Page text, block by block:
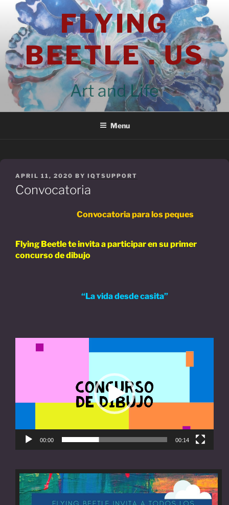
content
FLYING
BEETLE . US
Art and Life
Menu
POSTED
ON
APRIL 11, 2020 BY IQTSUPPORT
Convocatoria
Convocatoria para los peques
Flying Beetle te invita a participar en su primer
concurso de dibujo
“La vida desde casita”
Video
00:00 00:14